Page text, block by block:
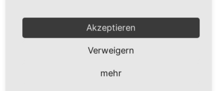
Akzeptieren
Verweigern
mehr